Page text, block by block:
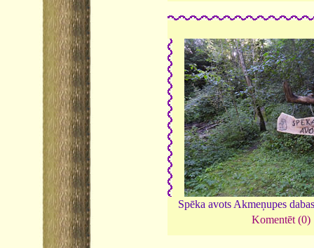
Spēka avots Akmeņupes
Komentēt (0)